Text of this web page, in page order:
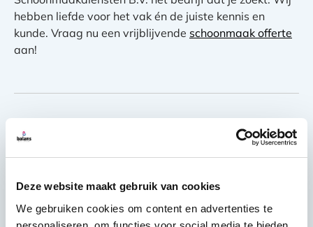
Deze website maakt gebruik van cookies
We gebruiken cookies om content en advertenties te
hebben liefde voor het vak én de juiste kennis en
kunde. Vraag nu een vrijblijvende schoonmaak offerte
aan!
Over de auteur
Achint Atwal
Met als basis het zeer bescheiden